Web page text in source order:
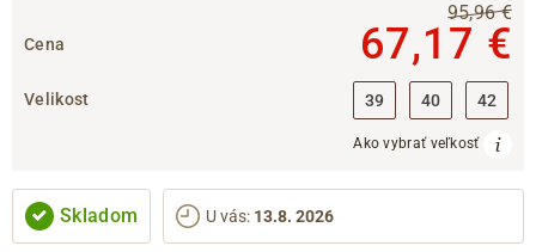
Cena
95,96 €
67,17 €
Velikost 39 40 42
Ako vybrať veľkosť
Skladom U vás: 13.8. 2026